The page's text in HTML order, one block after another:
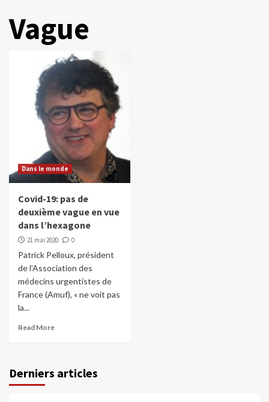
Vague
Dans le monde
Covid-19: pas de
deuxième vague en vue
dans l’hexagone
21 mai 2020 0
Patrick Pelloux, président
de l’Association des
médecins urgentistes de
France (Amuf), « ne voit pas
la...
Read More
Derniers articles